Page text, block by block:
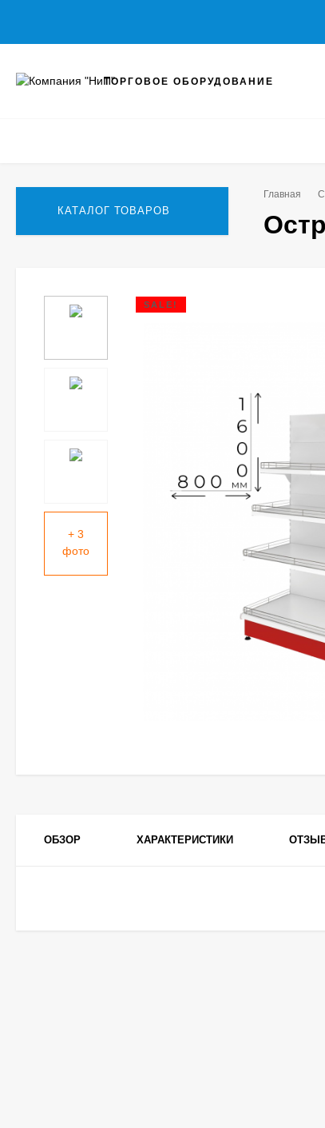
ТОРГОВОЕ ОБОРУДОВАНИЕ
КАТАЛОГ ТОВАРОВ
Главная
+ 3
фото
SALE!
ОБЗОР ХАРАКТЕРИСТИКИ